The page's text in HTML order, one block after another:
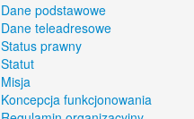
Dane podstawowe
Dane teleadresowe
Status prawny
Statut
Misja
Koncepcja funkcjonowania